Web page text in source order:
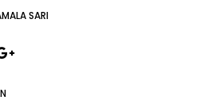
SARI